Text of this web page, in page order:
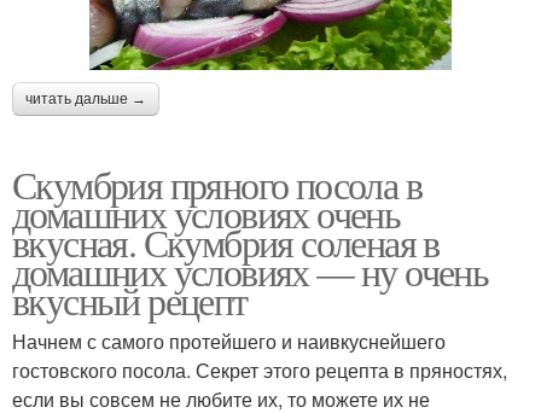
читать дальше →
Скумбрия пряного посола в
домашних условиях очень
вкусная. Скумбрия соленая в
домашних условиях — ну очень
вкусный рецепт
Начнем с самого протейшего и наивкуснейшего
гостовского посола. Секрет этого рецепта в пряностях,
если вы совсем не любите их, то можете их не